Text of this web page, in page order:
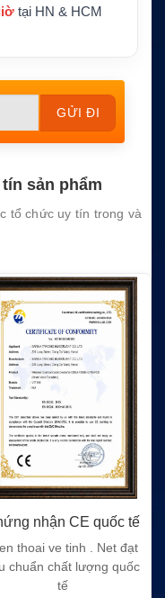
tại HN & HCM
Please
empty.
sản phẩm
tổ chức uy tín trong và
nhận CE quốc tế
thoai ve tinh . Net đạt
chuẩn chất lượng quốc
tế